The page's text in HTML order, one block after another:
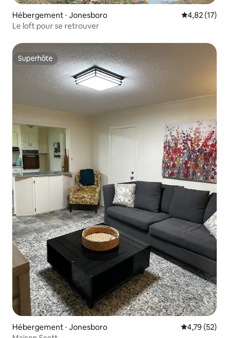
Hébergement ⋅ Jonesboro Évaluation
4,82 (17)
Le loft pour se retrouver
Superhôte
Superhôte
Hébergement ⋅ Jonesboro Évaluation
4,79 (52)